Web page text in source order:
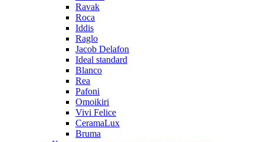
Ravak
Roca
Iddis
Raglo
Jacob Delafon
Ideal standard
Blanco
Rea
Pafoni
Omoikiri
Vivi Felice
CeramaLux
Bruma